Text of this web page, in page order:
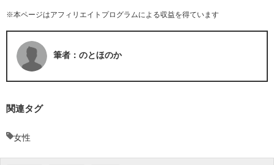
※本ページはアフィリエイトプログラムによる収益を得ています
筆者：のとほのか
関連タグ
女性